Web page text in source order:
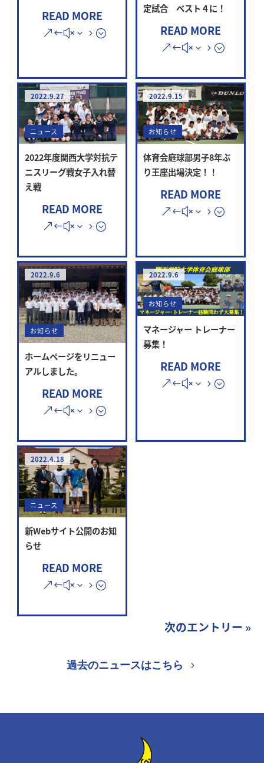
READ MORE
定試合 ベスト４に！
READ MORE
2022.9.27
ニュース
2022年度関西大学対抗テ
ニスリーグ戦女子入れ替
え戦
READ MORE
2022.9.15
お知らせ
体育会庭球部男子8年ぶ
り王座出場決定！！
READ MORE
2022.9.6
お知らせ
ホームページをリニュー
アルしました。
READ MORE
2022.9.6
お知らせ
マネージャー トレーナー
募集！
READ MORE
2022.4.18
ニュース
新Webサイト公開のお知
らせ
READ MORE
次のエントリー »
過去のニュースはこちら